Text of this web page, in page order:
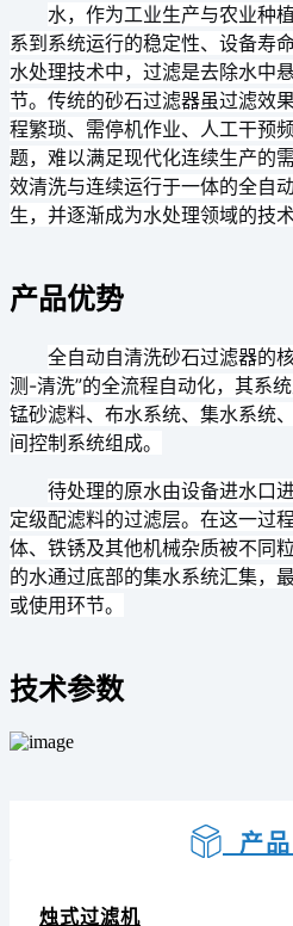
水，作为工业生产与农业种
系到系统运行的稳定性、设备寿
水处理技术中，过滤是去除水中
节。传统的砂石过滤器虽过滤效
程繁琐、需停机作业、人工干预
题，难以满足现代化连续生产的
效清洗与连续运行于一体的全自
生，并逐渐成为水处理领域的技术
产品优势
全自动自清洗砂石过滤器的
测-清洗”的全流程自动化，其系
锰砂滤料、布水系统、集水系统
间控制系统组成。
待处理的原水由设备进水口
定级配滤料的过滤层。在这一过
体、铁锈及其他机械杂质被不同
的水通过底部的集水系统汇集，
或使用环节。
技术参数
产
烛式过滤机